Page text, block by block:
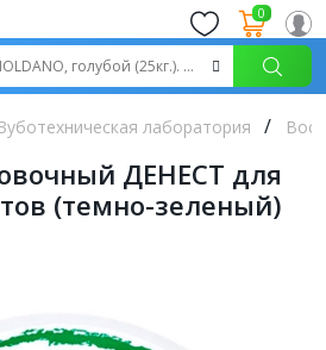
0
лаборатория Воск
ДЕНЕСТ для
(темно-зеленый)